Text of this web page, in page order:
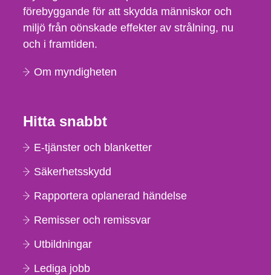
förebyggande för att skydda människor och
miljö från oönskade effekter av strålning, nu
och i framtiden.
Om myndigheten
Hitta snabbt
E-tjänster och blanketter
Säkerhetsskydd
Rapportera oplanerad händelse
Remisser och remissvar
Utbildningar
Lediga jobb